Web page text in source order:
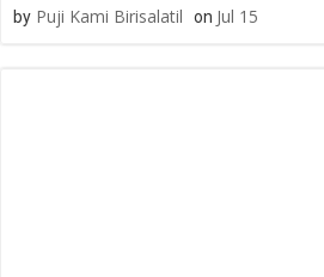
by Puji Kami Birisalatil on Jul 15